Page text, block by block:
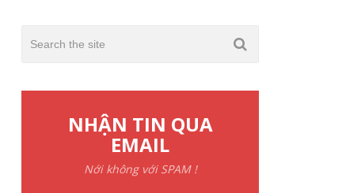
NHẬN TIN QUA
EMAIL
Nới không với SPAM !